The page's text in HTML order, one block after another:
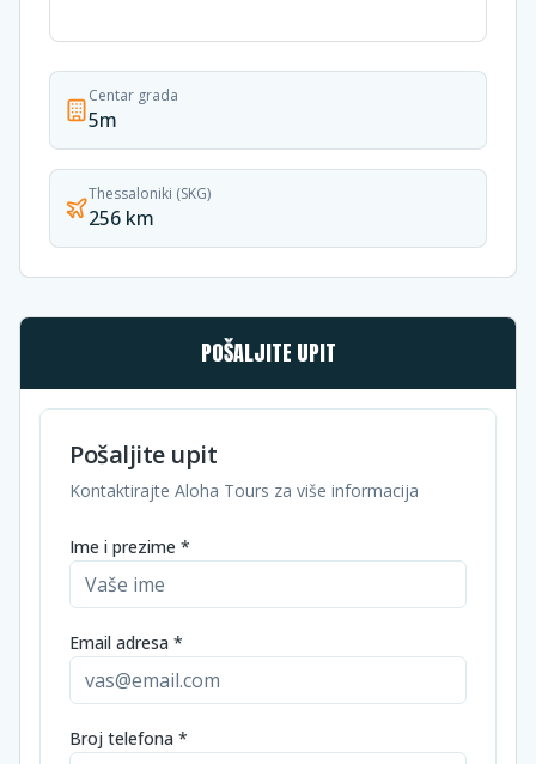
Centar grada
5m
Thessaloniki (SKG)
256 km
POŠALJITE UPIT
Pošaljite upit
Kontaktirajte Aloha Tours za više informacija
Ime i prezime *
Email adresa *
Broj telefona *